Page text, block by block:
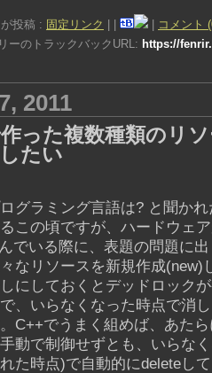
投稿 : 固定リンク
コメント
ーのトラックバックURL: https://
2011
った複数種類のリ
たい
グラミング言語は? と聞か
この頃ですが、ハードウェ
でいる際に、表題の問題に
なリソースを新規作成(new)
にしておくとデッドロック
、いらなくなった時点で消
C++でうまく組めば、あた
動で制御せずとも、いらな
た時点)で自動的にdeleteし